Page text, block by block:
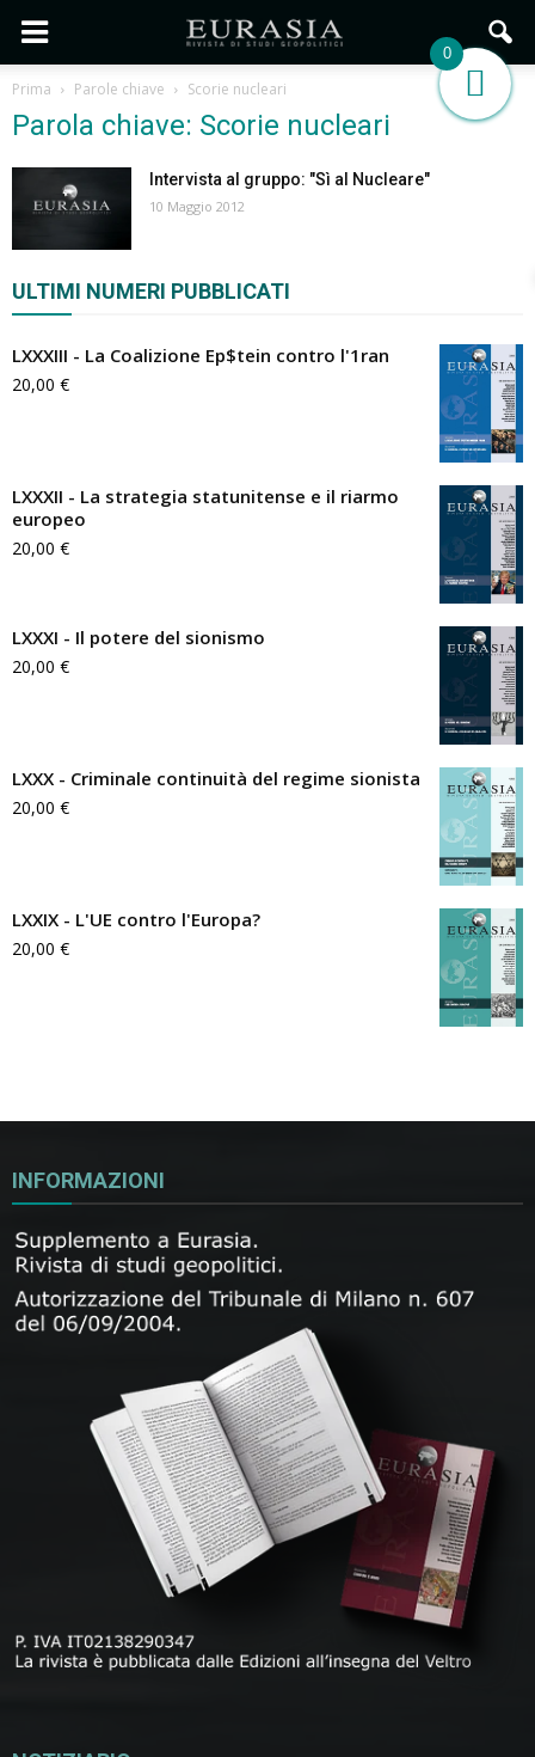
Prima Parole chiave Scorie nucleari
Parola chiave: Scorie nucleari
Intervista al gruppo: "Sì al Nucleare"
10 Maggio 2012
ULTIMI NUMERI PUBBLICATI
LXXXIII - La Coalizione Ep$tein contro l'1ran
20,00 €
LXXXII - La strategia statunitense e il riarmo
europeo
20,00 €
LXXXI - Il potere del sionismo
20,00 €
LXXX - Criminale continuità del regime sionista
20,00 €
LXXIX - L'UE contro l'Europa?
20,00 €
INFORMAZIONI
0